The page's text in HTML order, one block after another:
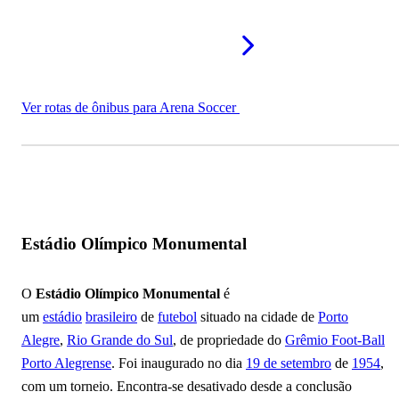
Ver rotas de ônibus para Arena Soccer
Estádio Olímpico Monumental
O Estádio Olímpico Monumental é
um estádio brasileiro de futebol situado na cidade de Porto
Alegre, Rio Grande do Sul, de propriedade do Grêmio Foot-Ball
Porto Alegrense. Foi inaugurado no dia 19 de setembro de 1954,
com um torneio. Encontra-se desativado desde a conclusão